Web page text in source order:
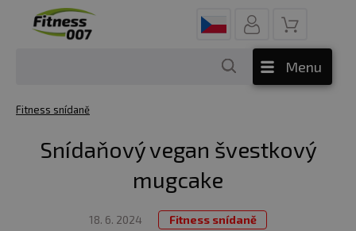
Menu
Fitness snídaně
Snídaňový vegan švestkový
mugcake
18. 6. 2024 Fitness snídaně